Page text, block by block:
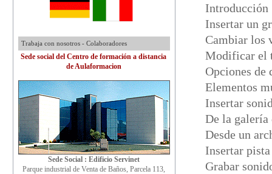
Trabaja con nosotros - Colaboradores
Sede social del Centro de formación a distancia
de Aulaformacion
Sede Social : Edificio Servinet
Parque industrial de Venta de Baños, Parcela 113,
Introducción
Insertar un
Cambiar los
Modificar el
Opciones de
Elementos
Insertar
De la
Desde un
Insertar
Grabar